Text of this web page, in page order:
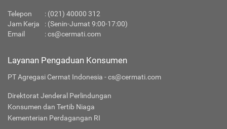
Telepon : (021) 40000 312
Jam Kerja
: (Senin-Jumat 9:00-17:00)
Email
:cs@cermati.com
Layanan Pengaduan Konsumen
PT Agregasi Cermat Indonesia - cs@cermati.com
Direktorat Jenderal Perlindungan
Konsumen dan Tertib Niaga
Kementerian Perdagangan RI